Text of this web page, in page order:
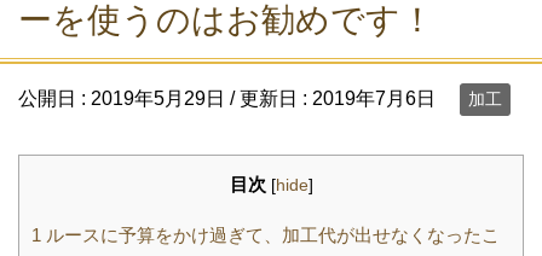
ーを使うのはお勧めです！
公開日 : 2019年5月29日 / 更新日 : 2019年7月6日 加工
目次 [hide]
1 ルースに予算をかけ過ぎて、加工代が出せなくなったこ